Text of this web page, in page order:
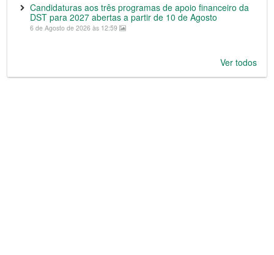
Candidaturas aos três programas de apoio financeiro da
DST para 2027 abertas a partir de 10 de Agosto
6 de Agosto de 2026 às 12:59
Ver todos